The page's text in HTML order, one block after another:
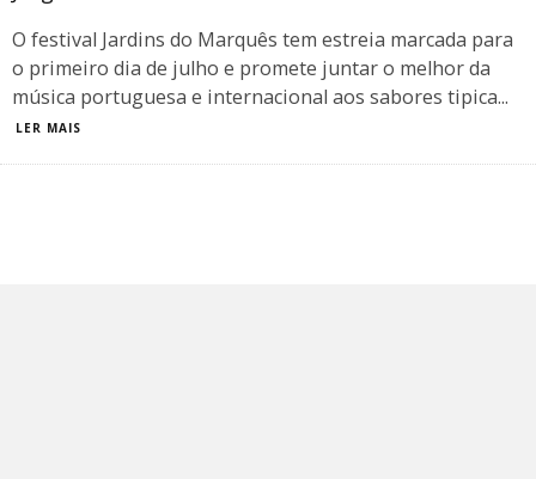
O festival Jardins do Marquês tem estreia marcada para
o primeiro dia de julho e promete juntar o melhor da
música portuguesa e internacional aos sabores tipica...
LER MAIS